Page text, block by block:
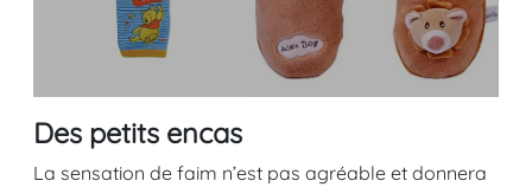
Des petits encas
La sensation de faim n’est pas agréable et donnera